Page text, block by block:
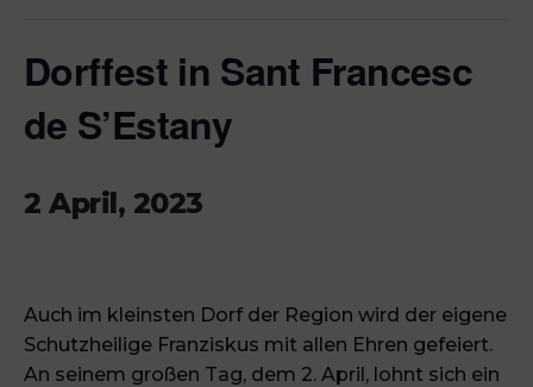
Dorffest in Sant Francesc
de S’Estany
2 April, 2023
Auch im kleinsten Dorf der Region wird der eigene
Schutzheilige Franziskus mit allen Ehren gefeiert.
An seinem großen Tag, dem 2. April, lohnt sich ein